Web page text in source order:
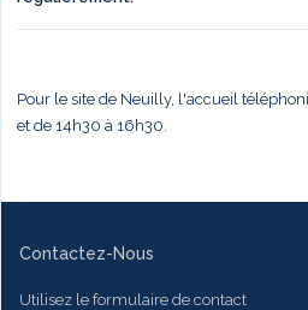
Pour le site de Neuilly, l'accueil
et de 14h30 à 16h30.
Contactez-Nous
Utilisez le formulaire de contact